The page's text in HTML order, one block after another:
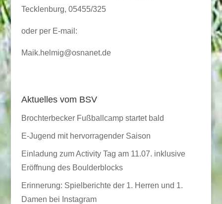
Tecklenburg, 05455/325
oder per E-mail:
Maik.helmig@osnanet.de
Aktuelles vom BSV
Brochterbecker Fußballcamp startet bald
E-Jugend mit hervorragender Saison
Einladung zum Activity Tag am 11.07. inklusive
Eröffnung des Boulderblocks
Erinnerung: Spielberichte der 1. Herren und 1.
Damen bei Instagram